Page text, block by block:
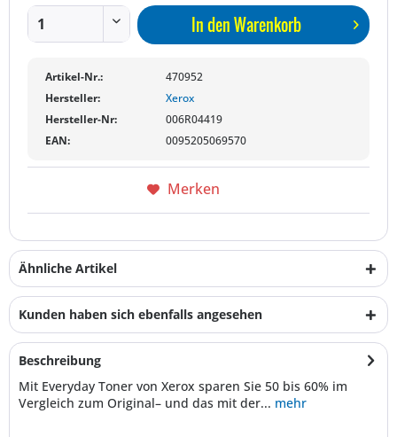
In denWarenkorb
Artikel-Nr.:
470952
Hersteller:
Xerox
Hersteller-Nr:
006R04419
EAN:
0095205069570
Merken
Ähnliche Artikel
Kunden haben sich ebenfalls angesehen
Beschreibung
Mit Everyday Toner von Xerox sparen Sie 50 bis 60% im
Vergleich zum Original– und das mit der... mehr